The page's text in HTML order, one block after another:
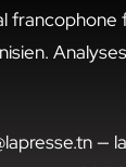
francophone
—